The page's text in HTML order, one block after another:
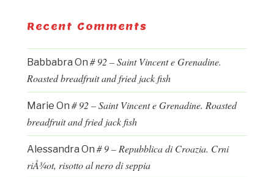
Recent Comments
Babbabra On # 92 – Saint Vincent e Grenadine.
Roasted breadfruit and fried jack fish
Marie On # 92 – Saint Vincent e Grenadine. Roasted
breadfruit and fried jack fish
Alessandra On # 9 – Repubblica di Croazia. Crni
riÅ¾ot, risotto al nero di seppia